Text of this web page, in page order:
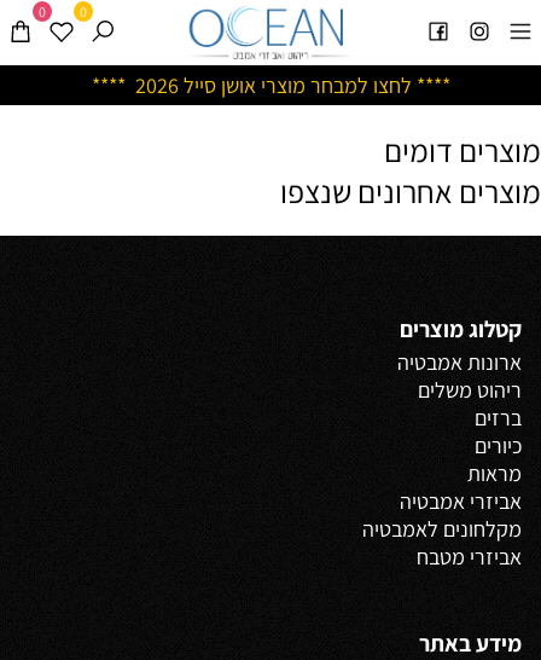
**** לחצו למבחר מוצרי אושן סייל 2026 ****
0 0
מוצרים דומים
מוצרים אחרונים שנצפו
קטלוג מוצרים
ארונות אמבטיה
ריהוט משלים
ברזים
כיורים
מראות
אביזרי אמבטיה
מקלחונים לאמבטיה
אביזרי מטבח
מידע באתר